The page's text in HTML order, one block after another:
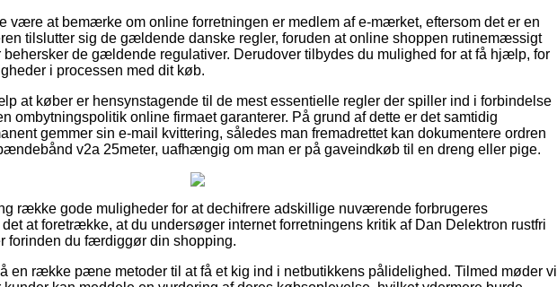
være at bemærke om online forretningen er medlem af e-mærket, eftersom det er en
tilslutter sig de gældende danske regler, foruden at online shoppen rutinemæssigt
de gældende regulativer. Derudover tilbydes du mulighed for at få hjælp, for
i processen med dit køb.
at køber er hensynstagende til de mest essentielle regler der spiller ind i forbindelse
ombytningspolitik online firmaet garanterer. På grund af dette er det samtidig
gemmer sin e-mail kvittering, således man fremadrettet kan dokumentere ordren
v2a 25meter, uafhængig om man er på gaveindkøb til en dreng eller pige.
række gode muligheder for at dechifrere adskillige nuværende forbrugeres
at foretrække, at du undersøger internet forretningens kritik af Dan Delektron rustfri
forinden du færdiggør din shopping.
en række pæne metoder til at få et kig ind i netbutikkens pålidelighed. Tilmed møder vi